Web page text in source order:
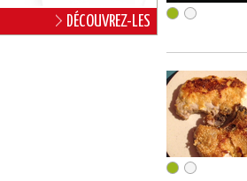
DÉCOUVREZ-LES